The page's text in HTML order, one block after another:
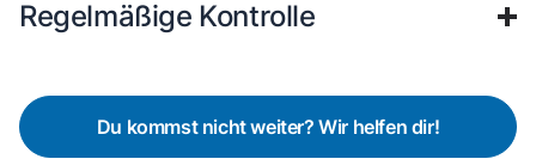
Regelmäßige Kontrolle
Du kommst nicht weiter? Wir helfen dir!